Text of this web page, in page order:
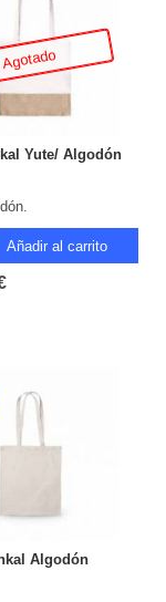
Agotado
Yute/ Algodón
Añadir al carrito
Algodón